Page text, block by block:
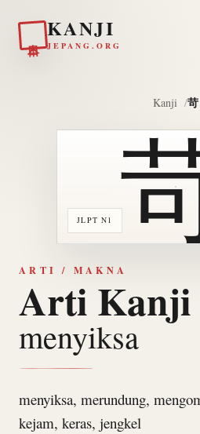
KANJI
JEPANG.ORG
Kanji 苛
JLPT N1
ARTI / MAKNA
Arti Kanji
menyiksa
menyiksa, merundung,
kejam, keras, jengkel